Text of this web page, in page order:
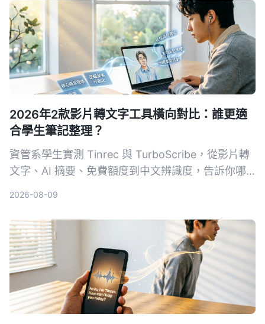
2026年2款影片轉文字工具橫向對比：誰更適
合學生筆記整理？
資管系學生實測 Tinrec 與 TurboScribe，從影片轉
文字、AI 摘要、免費額度到中文辨識度，告訴你哪
2026-08-09